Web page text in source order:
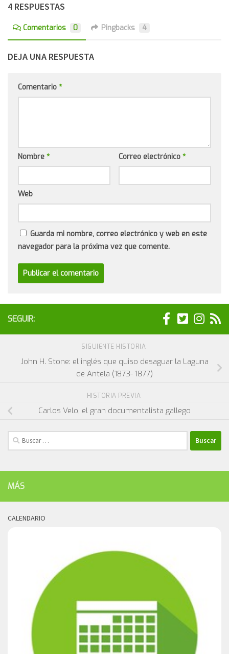
4 RESPUESTAS
Comentarios 0 Pingbacks 4
DEJA UNA RESPUESTA
Comentario *
Nombre * Correo electrónico *
Web
Guarda mi nombre, correo electrónico y web en este
navegador para la próxima vez que comente.
SEGUIR:
SIGUIENTE HISTORIA
John H. Stone: el inglés que quiso desaguar la Laguna
de Antela (1873- 1877)
HISTORIA PREVIA
Carlos Velo, el gran documentalista gallego
Buscar:
MÁS
CALENDARIO